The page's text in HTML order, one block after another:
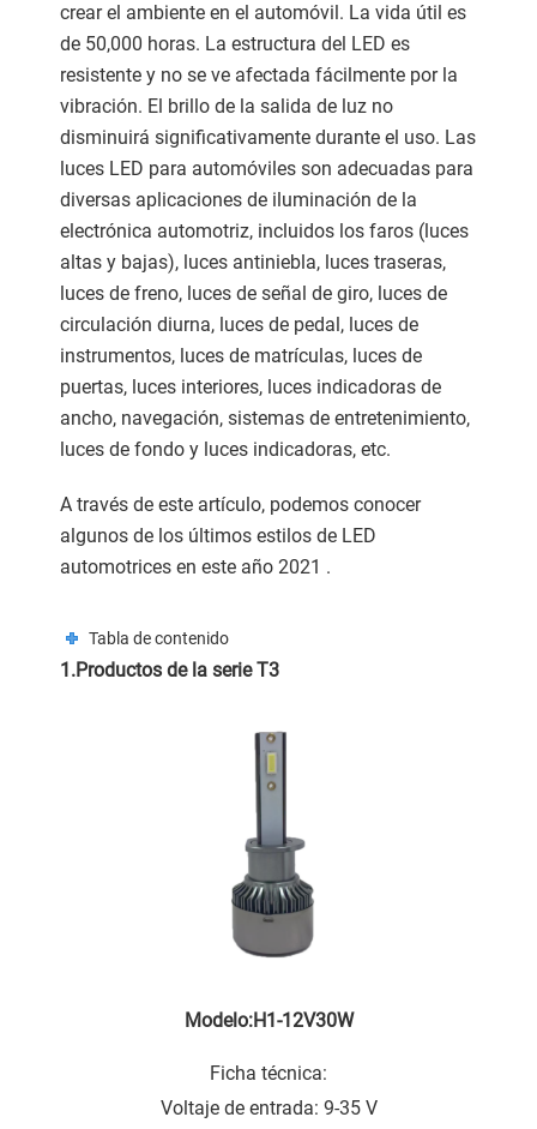
crear el ambiente en el automóvil. La vida útil es
de 50,000 horas. La estructura del LED es
resistente y no se ve afectada fácilmente por la
vibración. El brillo de la salida de luz no
disminuirá significativamente durante el uso. Las
luces LED para automóviles son adecuadas para
diversas aplicaciones de iluminación de la
electrónica automotriz, incluidos los faros (luces
altas y bajas), luces antiniebla, luces traseras,
luces de freno, luces de señal de giro, luces de
circulación diurna, luces de pedal, luces de
instrumentos, luces de matrículas, luces de
puertas, luces interiores, luces indicadoras de
ancho, navegación, sistemas de entretenimiento,
luces de fondo y luces indicadoras, etc.
A través de este artículo, podemos conocer
algunos de los últimos estilos de LED
automotrices en este año 2021 .
Tabla de contenido
1.Productos de la serie T3
Modelo:H1-12V30W
Ficha técnica:
Voltaje de entrada: 9-35 V